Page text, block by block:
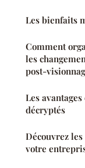
Les bienfaits
Comment
les
post-
Les
décryptés
Découvrez
votre